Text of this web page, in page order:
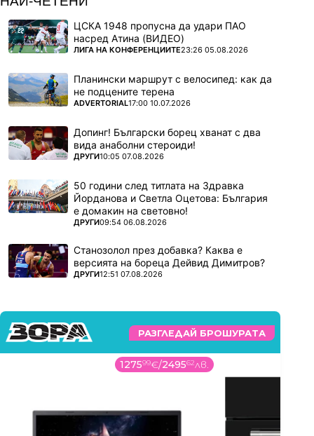
ЦСКА 1948 пропусна да удари ПАО
насред Атина (ВИДЕО)
ПОВЕЧЕ ОТ
ЛИГА НА КОНФЕРЕНЦИИТЕ23:26 05.08.2026
Планински маршрут с велосипед: как да
не подцените терена
ПОВЕЧЕ ОТ
ADVERTORIAL17:00 10.07.2026
Допинг! Български борец хванат с два
вида анаболни стероиди!
ПОВЕЧЕ ОТ
ДРУГИ10:05 07.08.2026
50 години след титлата на Здравка
Йорданова и Светла Оцетова: България
е домакин на световно!
ПОВЕЧЕ ОТ
ДРУГИ09:54 06.08.2026
Станозолол през добавка? Каква е
версията на бореца Дейвид Димитров?
ПОВЕЧЕ ОТ
ДРУГИ12:51 07.08.2026
РАЗГЛЕДАЙ БРОШУРАТА
127599€/249562лв.